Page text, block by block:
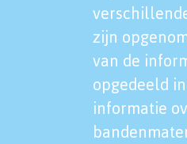
zijn
van de
opgedeeld
informatie